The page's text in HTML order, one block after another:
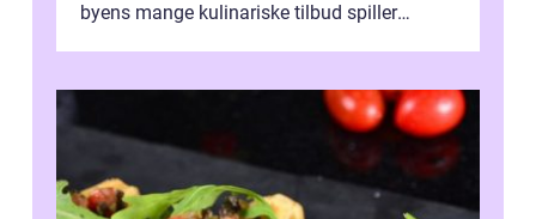
byens mange kulinariske tilbud spiller